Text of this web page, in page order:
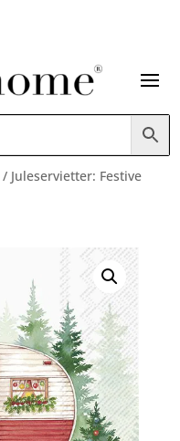
/ Juleservietter: Festive